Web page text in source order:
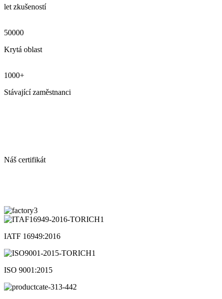
let zkušeností
50000
Krytá oblast
1000+
Stávající zaměstnanci
Náš certifikát
IATF 16949:2016
ISO 9001:2015